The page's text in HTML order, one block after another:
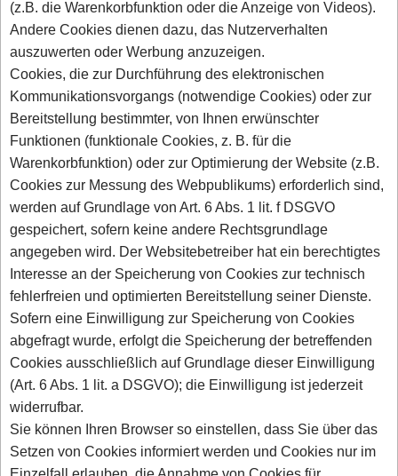
(z.B. die Warenkorbfunktion oder die Anzeige von Videos).
Andere Cookies dienen dazu, das Nutzerverhalten
auszuwerten oder Werbung anzuzeigen.
Cookies, die zur Durchführung des elektronischen
Kommunikationsvorgangs (notwendige Cookies) oder zur
Bereitstellung bestimmter, von Ihnen erwünschter
Funktionen (funktionale Cookies, z. B. für die
Warenkorbfunktion) oder zur Optimierung der Website (z.B.
Cookies zur Messung des Webpublikums) erforderlich sind,
werden auf Grundlage von Art. 6 Abs. 1 lit. f DSGVO
gespeichert, sofern keine andere Rechtsgrundlage
angegeben wird. Der Websitebetreiber hat ein berechtigtes
Interesse an der Speicherung von Cookies zur technisch
fehlerfreien und optimierten Bereitstellung seiner Dienste.
Sofern eine Einwilligung zur Speicherung von Cookies
abgefragt wurde, erfolgt die Speicherung der betreffenden
Cookies ausschließlich auf Grundlage dieser Einwilligung
(Art. 6 Abs. 1 lit. a DSGVO); die Einwilligung ist jederzeit
widerrufbar.
Sie können Ihren Browser so einstellen, dass Sie über das
Setzen von Cookies informiert werden und Cookies nur im